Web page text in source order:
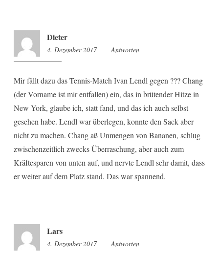
Dieter
4. Dezember 2017 8:52
Antworten
Mir fällt dazu das Tennis-Match Ivan Lendl gegen ??? Chang
(der Vorname ist mir entfallen) ein, das in brütender Hitze in
New York, glaube ich, statt fand, und das ich auch selbst
gesehen habe. Lendl war überlegen, konnte den Sack aber
nicht zu machen. Chang aß Unmengen von Bananen, schlug
zwischenzeitlich zwecks Überraschung, aber auch zum
Kräftesparen von unten auf, und nervte Lendl sehr damit, dass
er weiter auf dem Platz stand. Das war spannend.
Lars
4. Dezember 2017 9:08
Antworten